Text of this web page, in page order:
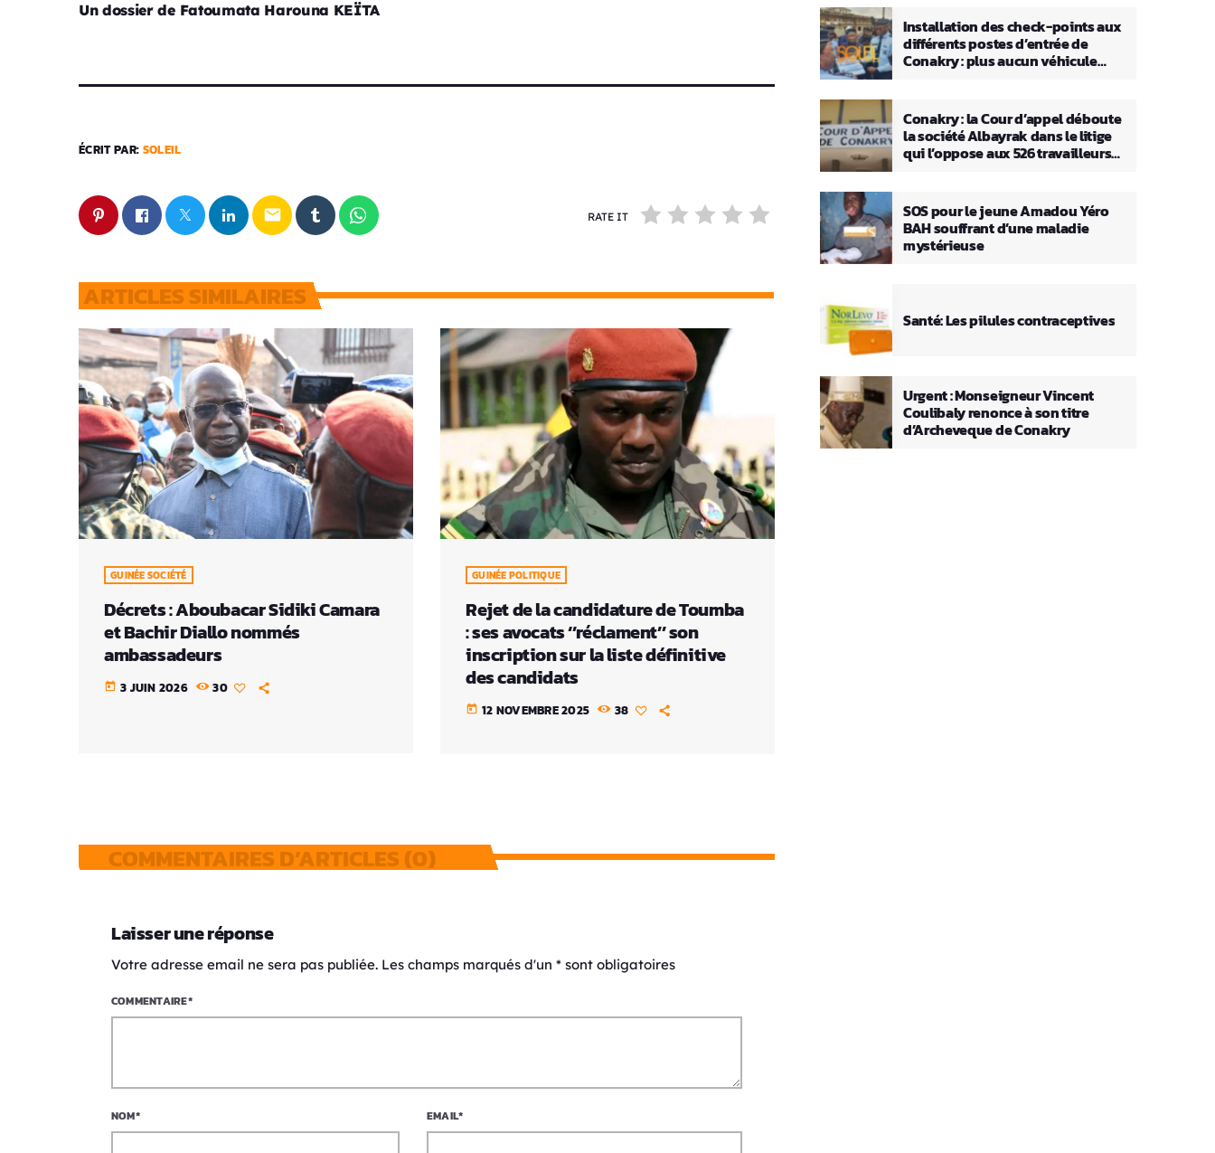
Un dossier de Fatoumata Harouna KEÏTA
ÉCRIT PAR: SOLEIL
email RATE IT
ARTICLES SIMILAIRES
GUINÉE SOCIÉTÉ
Décrets : Aboubacar Sidiki Camara
et Bachir Diallo nommés
ambassadeurs
today 3 JUIN 2026 30
GUINÉE POLITIQUE
Rejet de la candidature de Toumba
: ses avocats ‘’réclament’’ son
inscription sur la liste définitive
des candidats
today 12 NOVEMBRE 2025 38
COMMENTAIRES D’ARTICLES (0)
Laisser une réponse
Votre adresse email ne sera pas publiée. Les champs marqués d'un * sont obligatoires
COMMENTAIRE*
NOM* EMAIL*
Installation des check-points aux
différents postes d’entrée de
Conakry : plus aucun véhicule
Conakry : la Cour d’appel déboute
la société Albayrak dans le litige
qui l’oppose aux 526 travailleurs
SOS pour le jeune Amadou Yéro
BAH souffrant d’une maladie
mystérieuse
Santé: Les pilules contraceptives
Urgent : Monseigneur Vincent
Coulibaly renonce à son titre
d’Archeveque de Conakry